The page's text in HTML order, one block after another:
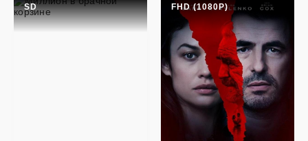
Стража
SD FHD (1080P)